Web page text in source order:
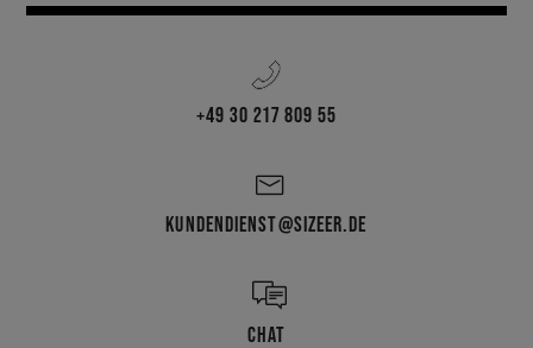
+49 30 217 809 55
KUNDENDIENST@SIZEER.DE
CHAT